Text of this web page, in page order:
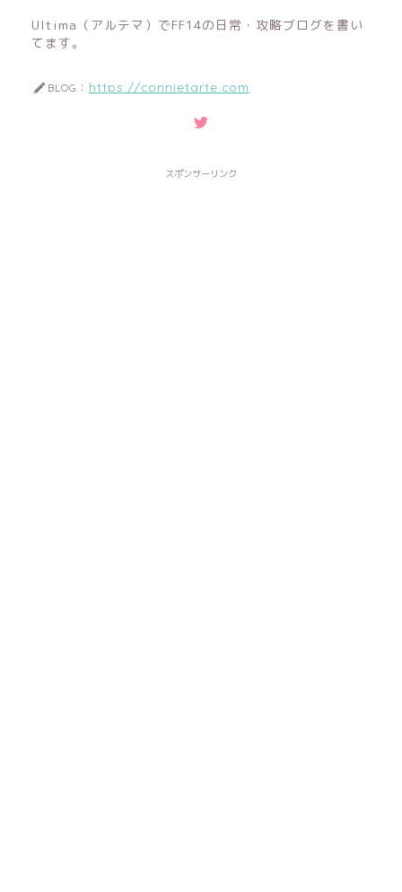
Ultima（アルテマ）でFF14の日常・攻略ブログを書い
てます。
BLOG： https://connietarte.com
スポンサーリンク